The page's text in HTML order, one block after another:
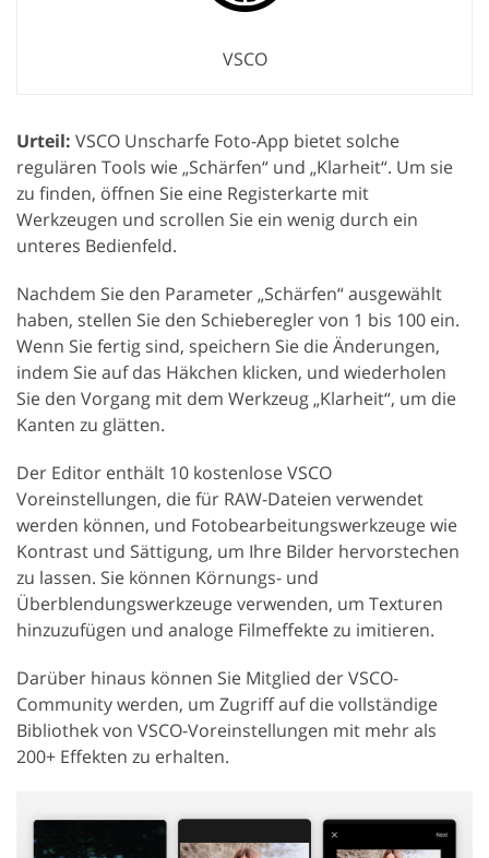
VSCO
Urteil: VSCO Unscharfe Foto-App bietet solche
regulären Tools wie „Schärfen“ und „Klarheit“. Um sie
zu finden, öffnen Sie eine Registerkarte mit
Werkzeugen und scrollen Sie ein wenig durch ein
unteres Bedienfeld.
Nachdem Sie den Parameter „Schärfen“ ausgewählt
haben, stellen Sie den Schieberegler von 1 bis 100 ein.
Wenn Sie fertig sind, speichern Sie die Änderungen,
indem Sie auf das Häkchen klicken, und wiederholen
Sie den Vorgang mit dem Werkzeug „Klarheit“, um die
Kanten zu glätten.
Der Editor enthält 10 kostenlose VSCO
Voreinstellungen, die für RAW-Dateien verwendet
werden können, und Fotobearbeitungswerkzeuge wie
Kontrast und Sättigung, um Ihre Bilder hervorstechen
zu lassen. Sie können Körnungs- und
Überblendungswerkzeuge verwenden, um Texturen
hinzuzufügen und analoge Filmeffekte zu imitieren.
Darüber hinaus können Sie Mitglied der VSCO-
Community werden, um Zugriff auf die vollständige
Bibliothek von VSCO-Voreinstellungen mit mehr als
200+ Effekten zu erhalten.